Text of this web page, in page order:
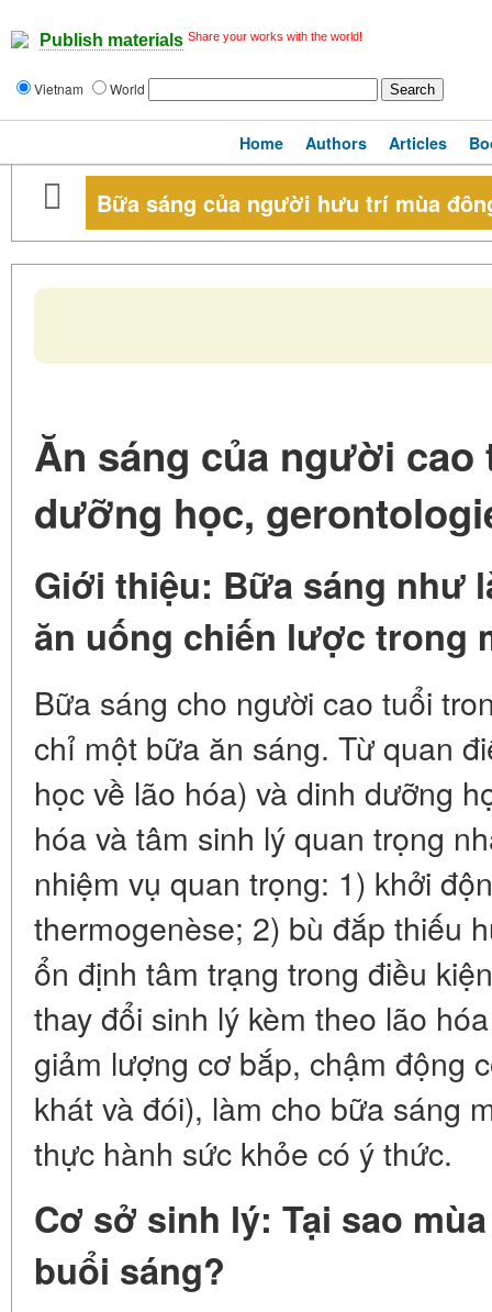
Publish materials Share your works with the world!
Vietnam World
Home Authors Articles
Bữa sáng của người hưu trí mùa
Ăn sáng của người
dưỡng học,
Giới thiệu: Bữa sáng như
ăn uống chiến lược trong
Bữa sáng cho người cao tuổi
chỉ một bữa ăn sáng. Từ quan
học về lão hóa) và dinh dưỡng
hóa và tâm sinh lý quan trọng
nhiệm vụ quan trọng: 1) khởi
thermogenèse; 2) bù đắp thiếu
ổn định tâm trạng trong điều
thay đổi sinh lý kèm theo lão
giảm lượng cơ bắp, chậm động
khát và đói), làm cho bữa sáng
thực hành sức khỏe có ý thức.
Cơ sở sinh lý: Tại sao
buổi sáng?